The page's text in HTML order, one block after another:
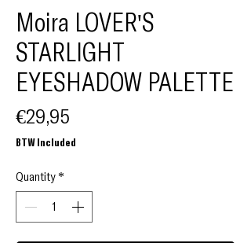
Moira LOVER'S
STARLIGHT
EYESHADOW PALETTE
€29,95
BTW Included
Quantity *